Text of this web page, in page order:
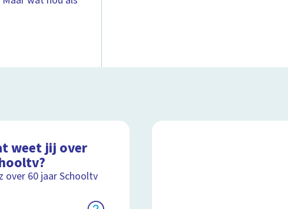
weet jij over
over 60 jaar Schooltv